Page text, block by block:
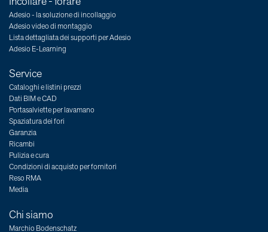
Adesio - la soluzione di incollaggio
Adesio video di montaggio
Lista dettagliata dei supporti per Adesio
Adesio E-Learning
Service
Cataloghi e listini prezzi
Dati BIM e CAD
Portasalviette per lavamano
Spaziatura dei fori
Garanzia
Ricambi
Pulizia e cura
Condizioni di acquisto per fornitori
Reso RMA
Media
Chi siamo
Marchio Bodenschatz